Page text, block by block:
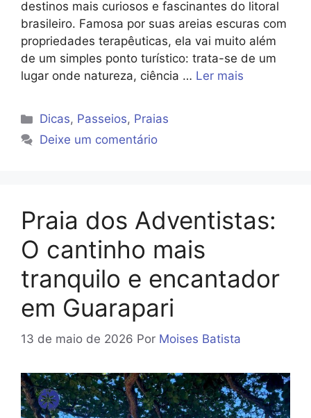
destinos mais curiosos e fascinantes do litoral
brasileiro. Famosa por suas areias escuras com
propriedades terapêuticas, ela vai muito além
de um simples ponto turístico: trata-se de um
lugar onde natureza, ciência … Ler mais
Categorias
Dicas, Passeios, Praias
Deixe um comentário
Praia dos Adventistas:
O cantinho mais
tranquilo e encantador
em Guarapari
13 de maio de 2026 Por Moises Batista